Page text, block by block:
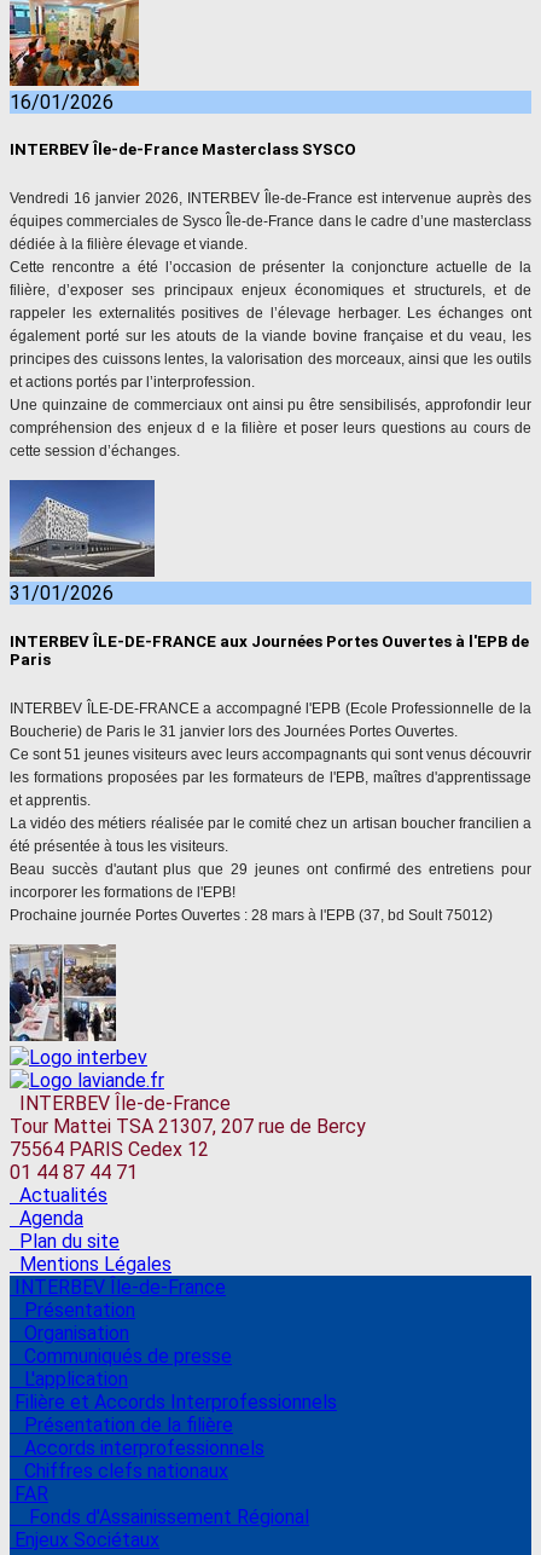
16/01/2026
INTERBEV Île-de-France Masterclass SYSCO
Vendredi 16 janvier 2026, INTERBEV Île-de-France est intervenue auprès des
équipes commerciales de Sysco Île-de-France dans le cadre d’une masterclass
dédiée à la filière élevage et viande.
Cette rencontre a été l’occasion de présenter la conjoncture actuelle de la
filière, d’exposer ses principaux enjeux économiques et structurels, et de
rappeler les externalités positives de l’élevage herbager. Les échanges ont
également porté sur les atouts de la viande bovine française et du veau, les
principes des cuissons lentes, la valorisation des morceaux, ainsi que les outils
et actions portés par l’interprofession.
Une quinzaine de commerciaux ont ainsi pu être sensibilisés, approfondir leur
compréhension des enjeux d e la filière et poser leurs questions au cours de
cette session d’échanges.
31/01/2026
INTERBEV ÎLE-DE-FRANCE aux Journées Portes Ouvertes à l'EPB de
Paris
INTERBEV ÎLE-DE-FRANCE a accompagné l'EPB (Ecole Professionnelle de la
Boucherie) de Paris le 31 janvier lors des Journées Portes Ouvertes.
Ce sont 51 jeunes visiteurs avec leurs accompagnants qui sont venus découvrir
les formations proposées par les formateurs de l'EPB, maîtres d'apprentissage
et apprentis.
La vidéodes métiers réalisée par le comité chez un artisan boucher francilien a
été présentée à tous les visiteurs.
Beau succès d'autant plus que 29 jeunes ont confirmédes entretiens pour
incorporer les formations de l'EPB!
Prochaine journée Portes Ouvertes : 28 mars à l'EPB (37, bd Soult 75012)
INTERBEV Île-de-France
Tour Mattei TSA 21307, 207 rue de Bercy
75564 PARIS Cedex 12
01 44 87 44 71
Actualités
Agenda
Plan du site
Mentions Légales
INTERBEV Île-de-France
Présentation
Organisation
Communiqués de presse
L'application
Filière et Accords Interprofessionnels
Présentation de la filière
Accords interprofessionnels
Chiffres clefs nationaux
FAR
Fonds d'Assainissement Régional
Enjeux Sociétaux